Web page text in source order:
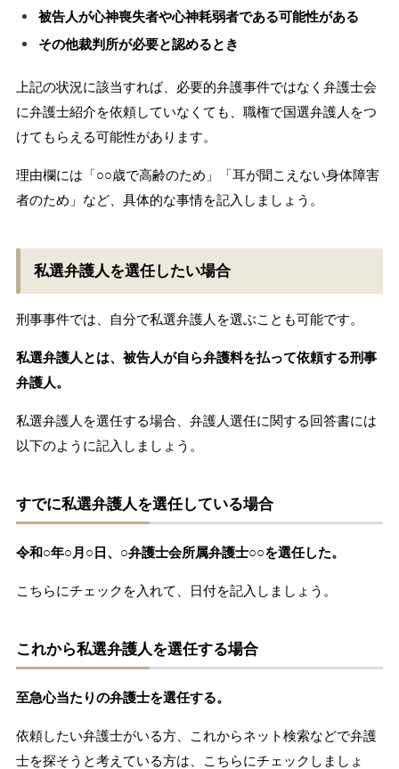
被告人が心神喪失者や心神耗弱者である可能性がある
その他裁判所が必要と認めるとき
上記の状況に該当すれば、必要的弁護事件ではなく弁護士会
に弁護士紹介を依頼していなくても、職権で国選弁護人をつ
けてもらえる可能性があります。
理由欄には「○○歳で高齢のため」「耳が聞こえない身体障害
者のため」など、具体的な事情を記入しましょう。
私選弁護人を選任したい場合
刑事事件では、自分で私選弁護人を選ぶことも可能です。
私選弁護人とは、被告人が自ら弁護料を払って依頼する刑事
弁護人。
私選弁護人を選任する場合、弁護人選任に関する回答書には
以下のように記入しましょう。
すでに私選弁護人を選任している場合
令和○年○月○日、○弁護士会所属弁護士○○を選任した。
こちらにチェックを入れて、日付を記入しましょう。
これから私選弁護人を選任する場合
至急心当たりの弁護士を選任する。
依頼したい弁護士がいる方、これからネット検索などで弁護
士を探そうと考えている方は、こちらにチェックしましょ